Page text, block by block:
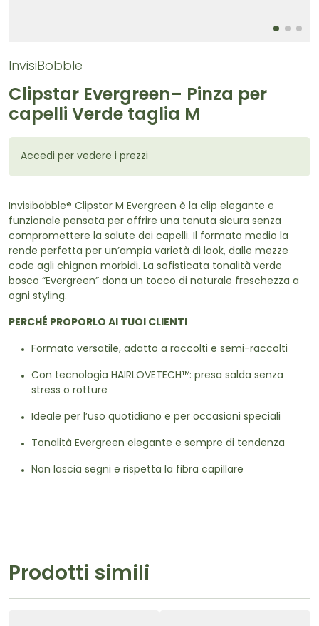
InvisiBobble
Clipstar Evergreen– Pinza per
capelli Verde taglia M
Accedi per vedere i prezzi
Invisibobble® Clipstar M Evergreen è la clip elegante e
funzionale pensata per offrire una tenuta sicura senza
compromettere la salute dei capelli. Il formato medio la
rende perfetta per un’ampia varietà di look, dalle mezze
code agli chignon morbidi. La sofisticata tonalità verde
bosco “Evergreen” dona un tocco di naturale freschezza a
ogni styling.
PERCHÉ PROPORLO AI TUOI CLIENTI
Formato versatile, adatto a raccolti e semi-raccolti
Con tecnologia HAIRLOVETECH™: presa salda senza
stress o rotture
Ideale per l’uso quotidiano e per occasioni speciali
Tonalità Evergreen elegante e sempre di tendenza
Non lascia segni e rispetta la fibra capillare
Prodotti simili